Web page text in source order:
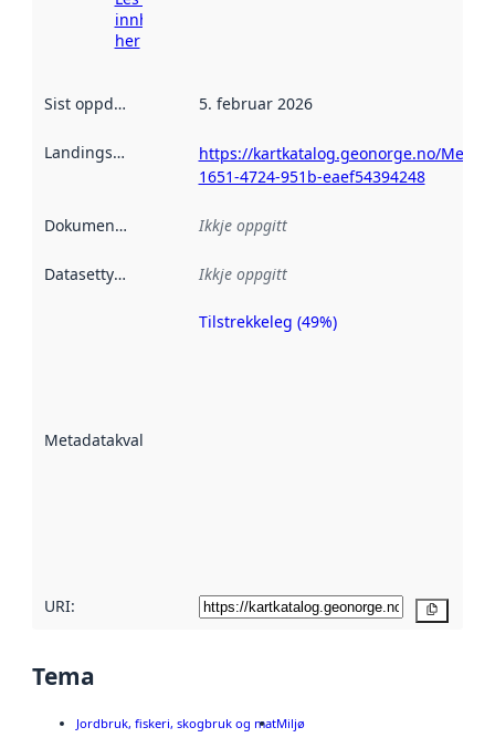
innhenting
her
Sist oppdatert 5. februar 2026
Landingsside
https://kartkatalog.geonorge.no/
1651-4724-951b-eaef54394248
Dokumentasjon Ikkje oppgitt
Datasettype Ikkje oppgitt
Metadatakvalitet
Metadatakvalitet
Tilstrekkeleg (49%)
URI:
Tema
Jordbruk, fiskeri, skogbruk og matMiljø